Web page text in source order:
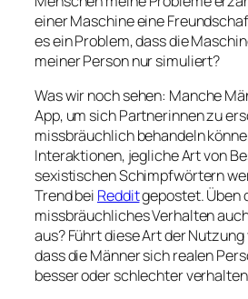
einer Maschine eine
es ein Problem, dass die
meiner Person nur simuliert?
Was wir noch sehen: Manche
App, um sich Partnerinnen zu
missbräuchlich behandeln
Interaktionen, jegliche Art von
sexistischen Schimpfwörtern
Trend bei Redditgepostet. Üben
missbräuchliches Verhalten
aus? Führt diese Art der Nutzung
dass die Männer sich realen
besser oder schlechter